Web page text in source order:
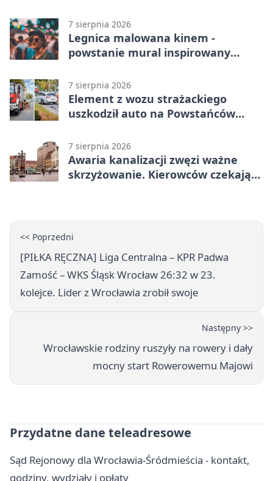
7 sierpnia 2026
Legnica malowana kinem -
powstanie mural inspirowany
7 sierpnia 2026
Element z wozu strażackiego
uszkodził auto na Powstańców
7 sierpnia 2026
Awaria kanalizacji zwęzi ważne
skrzyżowanie. Kierowców czekają
<< Poprzedni
[PIŁKA RĘCZNA] Liga Centralna – KPR Padwa
Zamość – WKS Śląsk Wrocław 26:32 w 23.
kolejce. Lider z Wrocławia zrobił swoje
Następny >>
Wrocławskie rodziny ruszyły na rowery i dały
mocny start Rowerowemu Majowi
Przydatne dane teleadresowe
Sąd Rejonowy dla Wrocławia-Śródmieścia - kontakt,
godziny, wydziały i opłaty